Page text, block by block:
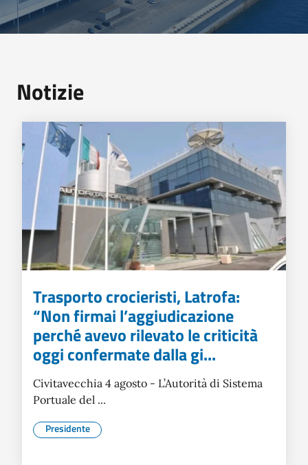
Notizie
Trasporto crocieristi, Latrofa:
“Non firmai l’aggiudicazione
perché avevo rilevato le criticità
oggi confermate dalla gi...
Civitavecchia 4 agosto - L’Autorità di Sistema
Portuale del ...
Presidente